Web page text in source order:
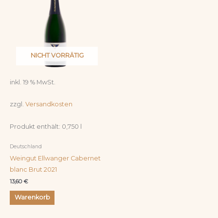
NICHT VORRÄTIG
inkl. 19 % MwSt.
zzgl. Versandkosten
Produkt enthält: 0,750
Deutschland
Weingut Ellwanger Cabernet
blanc Brut 2021
13,60€
Warenkorb